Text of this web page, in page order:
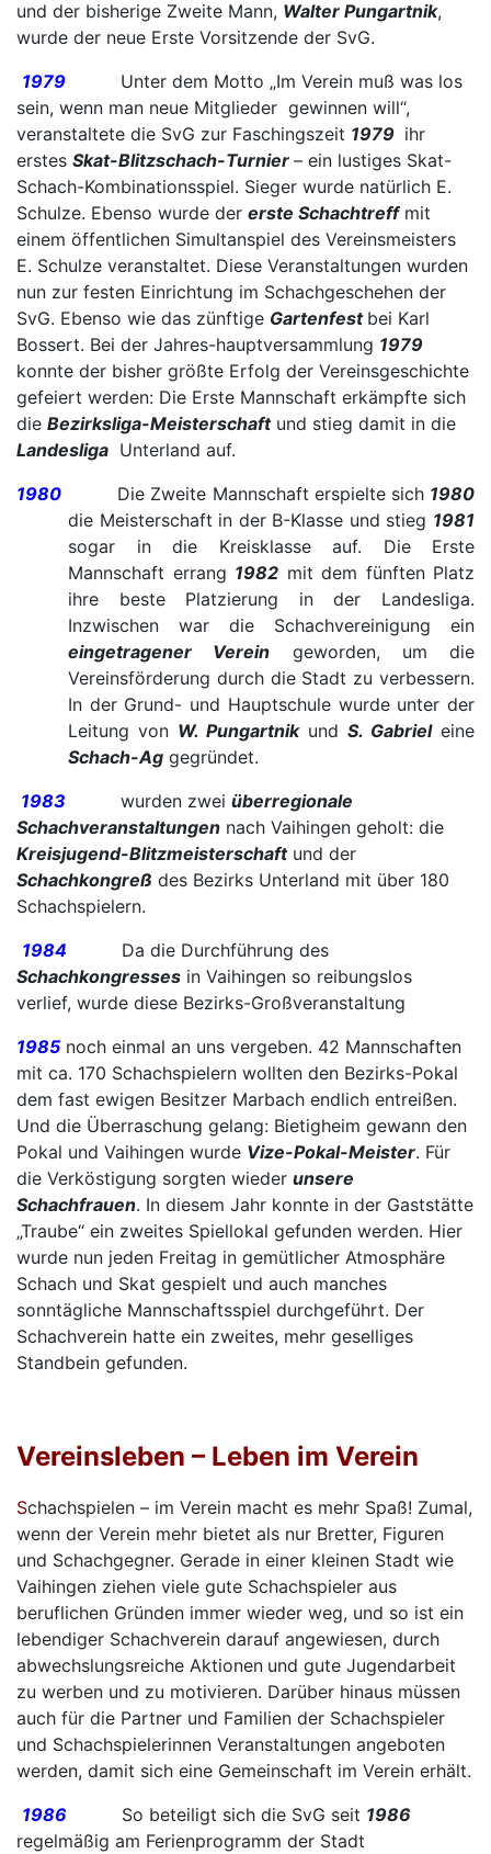
und der bisherige Zweite Mann, Walter Pungartnik,
wurde der neue Erste Vorsitzende der SvG.
1979
Unter dem Motto „Im Verein muß was los
sein, wenn man neue Mitglieder gewinnen will“,
veranstaltete die SvG zur Faschingszeit 1979 ihr
erstes Skat-Blitzschach-Turnier – ein lustiges Skat-
Schach-Kombinationsspiel. Sieger wurde natürlich E.
Schulze. Ebenso wurde der erste Schachtreffmit
einem öffentlichen Simultanspiel des Vereinsmeisters
E. Schulze veranstaltet. Diese Veranstaltungen wurden
nun zur festen Einrichtung im Schachgeschehen der
SvG. Ebenso wie das zünftige Gartenfest bei Karl
Bossert. Bei der Jahres-hauptversammlung 1979
konnte der bisher größte Erfolg der Vereinsgeschichte
gefeiert werden: Die Erste Mannschaft erkämpfte sich
die Bezirksliga-Meisterschaftund stieg damit in die
Landesliga Unterland auf.
1980
Die Zweite Mannschaft erspielte sich 1980
die Meisterschaft in der B-Klasse und stieg 1981
sogar in die Kreisklasse auf. Die Erste
Mannschaft errang 1982 mit dem fünften Platz
ihre beste Platzierung in der Landesliga.
Inzwischen war die Schachvereinigung ein
eingetragener Verein geworden, um die
Vereinsförderung durch die Stadt zu verbessern.
In der Grund- und Hauptschule wurde unter der
Leitung von W. Pungartnik und S. Gabrieleine
Schach-Ag gegründet.
1983
wurden zwei überregionale
Schachveranstaltungen nach Vaihingen geholt: die
Kreisjugend-Blitzmeisterschaftund der
Schachkongreß des Bezirks Unterland mit über 180
Schachspielern.
1984
Da die Durchführung des
Schachkongresses in Vaihingen so reibungslos
verlief, wurde diese Bezirks-Großveranstaltung
1985 noch einmal an uns vergeben. 42 Mannschaften
mit ca. 170 Schachspielern wollten den Bezirks-Pokal
dem fast ewigen Besitzer Marbach endlich entreißen.
Und die Überraschung gelang: Bietigheim gewann den
Pokal und Vaihingen wurde Vize-Pokal-Meister. Für
die Verköstigung sorgten wieder unsere
Schachfrauen. In diesem Jahr konnte in der Gaststätte
„Traube“ ein zweites Spiellokal gefunden werden. Hier
wurde nun jeden Freitag in gemütlicher Atmosphäre
Schach und Skat gespielt und auch manches
sonntägliche Mannschaftsspiel durchgeführt. Der
Schachverein hatte ein zweites, mehr geselliges
Standbein gefunden.
Vereinsleben – Leben im Verein
Schachspielen – im Verein macht es mehr Spaß! Zumal,
wenn der Verein mehr bietet als nur Bretter, Figuren
und Schachgegner. Gerade in einer kleinen Stadt wie
Vaihingen ziehen viele gute Schachspieler aus
beruflichen Gründen immer wieder weg, und so ist ein
lebendiger Schachverein darauf angewiesen, durch
abwechslungsreiche Aktionen und gute Jugendarbeit
zu werben und zu motivieren. Darüber hinaus müssen
auch für die Partner und Familien der Schachspieler
und Schachspielerinnen Veranstaltungen angeboten
werden, damit sich eine Gemeinschaft im Verein erhält.
1986
So beteiligt sich die SvG seit 1986
regelmäßig am Ferienprogramm der Stadt